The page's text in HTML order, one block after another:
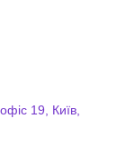
19, Київ,